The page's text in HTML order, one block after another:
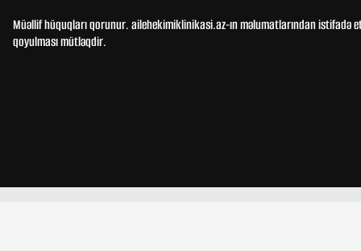
Müəllif hüquqları qorunur. ailehekimiklinikasi.az-ın məlumatlarından
qoyulması mütləqdir.